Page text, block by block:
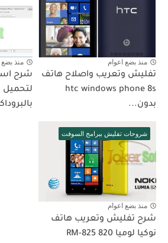
منذ بضع اعوام
تفليش وتعريب واصلاح هاتف
htc windows phone 8s
بدون...
منذ بضع
لتحميل
شروحات تفليش ببرامج السوفت
منذ بضع اعوام
شرح تفليش وتعريب هاتف
نوكيا لوميا 820 RM-825